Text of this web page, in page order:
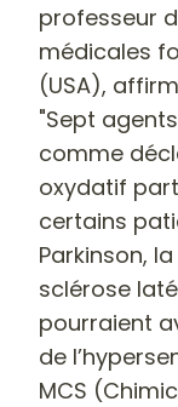
professeur
médicales
(USA),
"Sept
comme
oxydatif
certains
Parkinson,
sclérose
pourraient
de
MCS